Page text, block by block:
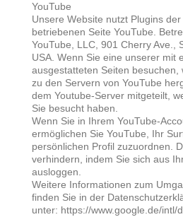
YouTube
Unsere Website nutzt Plugins
betriebenen Seite YouTube.
YouTube, LLC, 901 Cherry Ave.,
USA. Wenn Sie eine unserer mit
ausgestatteten Seiten besuchen,
zu den Servern von YouTube
dem Youtube-Server mitgeteilt,
Sie besucht haben.
Wenn Sie in Ihrem YouTube-
ermöglichen Sie YouTube, Ihr
persönlichen Profil zuzuordnen.
verhindern, indem Sie sich aus
ausloggen.
Weitere Informationen zum
finden Sie in der
unter: https://www.google.de/intl/